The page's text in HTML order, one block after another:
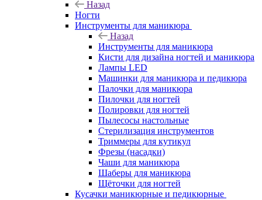
Назад
Ногти
Инструменты для маникюра
Назад
Инструменты для маникюра
Кисти для дизайна ногтей и маникюра
Лампы LED
Машинки для маникюра и педикюра
Палочки для маникюра
Пилочки для ногтей
Полировки для ногтей
Пылесосы настольные
Стерилизация инструментов
Триммеры для кутикул
Фрезы (насадки)
Чаши для маникюра
Шаберы для маникюра
Щёточки для ногтей
Кусачки маникюрные и педикюрные